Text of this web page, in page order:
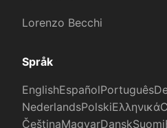
Lorenzo Becchi
Språk
EnglishEspañolPortuguês
NederlandsPolskiΕλληνικά
ČeštinaMagyarDanskSuomi